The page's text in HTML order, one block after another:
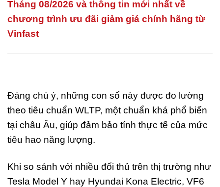
Tháng 08/2026 và thông tin mới nhất về
chương trình ưu đãi giảm giá chính hãng từ
Vinfast
Đáng chú ý, những con số này được đo lường
theo tiêu chuẩn WLTP, một chuẩn khá phổ biến
tại châu Âu, giúp đảm bảo tính thực tế của mức
tiêu hao năng lượng.
Khi so sánh với nhiều đối thủ trên thị trường như
Tesla Model Y hay Hyundai Kona Electric, VF6